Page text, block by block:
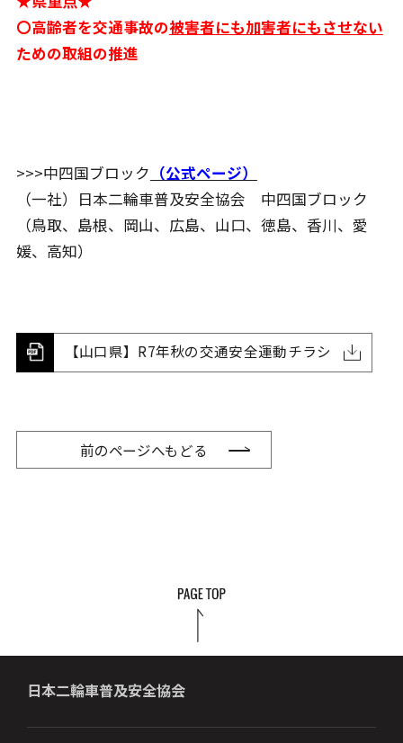
〇高齢者を交通事故の被害者にも加害者にもさせない
ための取組の推進
>>>中四国ブロック （公式ページ）
（一社）日本二輪車普及安全協会 中四国ブロック
（鳥取、島根、岡山、広島、山口、徳島、香川、愛
媛、高知）
【山口県】R7年秋の交通安全運動チラシ
前のページへもどる
日本二輪車普及安全協会